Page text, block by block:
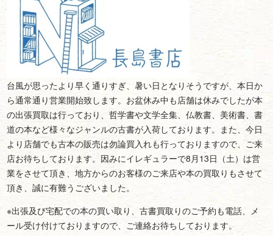
台風が思ったより早く通りすぎ、暑い日となりそうですが、本日か
ら通常通り営業開始致します。お盆休み中も店舗は休みでしたが本
の出張買取は行っており、哲学書や文学全集、仏教書、美術書、書
道の本など様々なジャンルの古書が入荷しております。また、今日
より店舗でも古本の販売は勿論買入れも行っておりますので、ご来
店お待ちしております。因みにイレギュラーで8月13日（土）は営
業をさせて頂き、地方からのお客様のご来店や本の買取りもさせて
頂き、誠に有難うございました。
※出張及び宅配での本の買い取り、古書買取りのご予約も電話、メ
ール受け付けておりますので、ご連絡お待ちしております。